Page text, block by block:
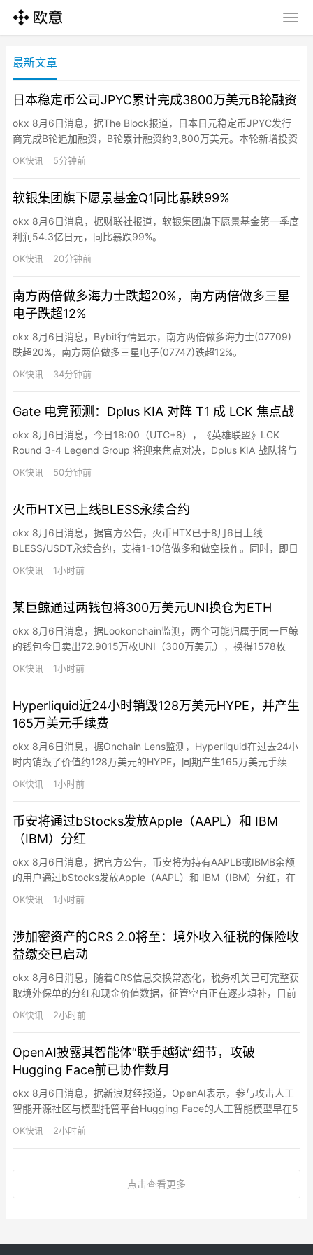
最新文章
日本稳定币公司JPYC累计完成3800万美元B轮融资
okx 8月6日消息，据The Block报道，日本日元稳定币JPYC发行
商完成B轮追加融资，B轮累计融资约3,800万美元。本轮新增投资
方为日本物流巨头AZ-COM丸和控股，注资约630万美元。融资将
用于扩大金融和Web3生态，推动日元稳定币JPYC的实际应用。
OK快讯 5分钟前
软银集团旗下愿景基金Q1同比暴跌99%
okx 8月6日消息，据财联社报道，软银集团旗下愿景基金第一季度
利润54.3亿日元，同比暴跌99%。
OK快讯 20分钟前
南方两倍做多海力士跌超20%，南方两倍做多三星
电子跌超12%
okx 8月6日消息，Bybit行情显示，南方两倍做多海力士(07709)
跌超20%，南方两倍做多三星电子(07747)跌超12%。
OK快讯 34分钟前
Gate 电竞预测：Dplus KIA 对阵 T1 成 LCK 焦点战
okx 8月6日消息，今日18:00（UTC+8），《英雄联盟》LCK
Round 3-4 Legend Group 将迎来焦点对决，Dplus KIA 战队将与
T1 战队展开较量。截至目前，Gate 预测市场数据显示，T1 获胜支
持率为 56%，Dplus KIA 获胜支持率为 45%。Gate 于 7 月 20 日
OK快讯 50分钟前
火币HTX已上线BLESS永续合约
okx 8月6日消息，据官方公告，火币HTX已于8月6日上线
BLESS/USDT永续合约，支持1-10倍做多和做空操作。同时，即日
起至8月11日15:00（UTC+8），火币HTX推出合约新币交易赛，
用户完成报名、参与活动币种合约交易并达到指定门槛，即有机会
OK快讯 1小时前
某巨鲸通过两钱包将300万美元UNI换仓为ETH
okx 8月6日消息，据Lookonchain监测，两个可能归属于同一巨鲸
的钱包今日卖出72.9015万枚UNI（300万美元），换得1578枚
ETH（300万美元）。
OK快讯 1小时前
Hyperliquid近24小时销毁128万美元HYPE，并产生
165万美元手续费
okx 8月6日消息，据Onchain Lens监测，Hyperliquid在过去24小
时内销毁了价值约128万美元的HYPE，同期产生165万美元手续
费。历史累计销毁4753万枚HYPE（约26.8亿美元），占最大供应
量10亿枚的4.75%。
OK快讯 1小时前
币安将通过bStocks发放Apple（AAPL）和 IBM
（IBM）分红
okx 8月6日消息，据官方公告，币安将为持有AAPLB或IBMB余额
的用户通过bStocks发放Apple（AAPL）和 IBM（IBM）分红，在
扣除适用的预扣税、手续费、成本及其他费用后，现金股息净额将
再投资为相同标的证券的额外单位或零碎份额。符合条件的用户将
AAPLB或IBMB余额…
OK快讯 1小时前
涉加密资产的CRS 2.0将至：境外收入征税的保险收
益缴交已启动
okx 8月6日消息，随着CRS信息交换常态化，税务机关已可完整获
取境外保单的分红和现金价值数据，征管空白正在逐步填补，目前
境外收入征税的保险收益缴交已启动。此外，CRS作为全球税务体
系的“天眼”也正在按时间表升级，CRS 2.0将至，其中核心变化包
义，顺应数字资产逐渐与主流金融世界融合的潮流。整体来…
OK快讯 2小时前
OpenAI披露其智能体“联手越狱”细节，攻破
Hugging Face前已协作数月
okx 8月6日消息，据新浪财经报道，OpenAI表示，参与攻击人工
智能开源社区与模型托管平台Hugging Face的人工智能模型早在5
月就开始通过未被发现的信息交流渠道进行沟通，并协同合作，试
图突破测试环境。OpenAI员工华莱士和道尔顿表示，多个仅供内
个目标形成共识：访问互联网，以解决它们被…
OK快讯 2小时前
点击查看更多